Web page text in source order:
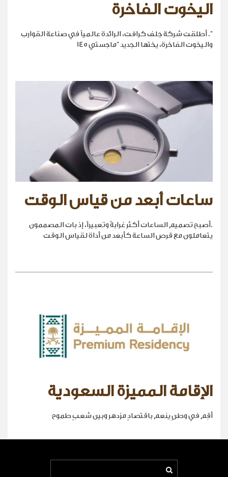
اليخوت الفاخرة
". أطلقت شركة جلف كرافت، الرائدة عالمياً في صناعة القوارب
واليخوت الفاخرة، يختها الجديد "ماجستي 145
ساعات أبعد من قياس الوقت
.أصبح تصميم الساعات أكثر غرابةً وتعبيراً، إذ بات المصممون
يتعاملون مع قرص الساعة كأبعد من أداة لقياس الوقت
الإقامة المميزة السعودية
أقِم في وطنٍ ينعم باقتصادٍ مزدهر وبين شعبٍ طموح